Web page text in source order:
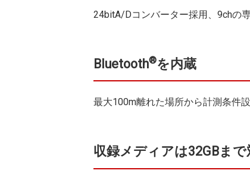
24bitA/Dコンバーター採用、9chの
Bluetooth®を内蔵
最大100m離れた場所から計測条件
収録メディアは32GBまで